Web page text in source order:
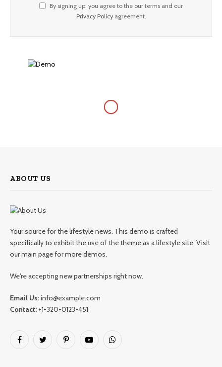
By signing up, you agree to the our terms and our
Privacy Policyagreement.
ABOUT US
Your source for the lifestyle news. This demo is crafted
specifically to exhibit the use of the theme as a lifestyle site. Visit
our main page for more demos.
We're accepting new partnerships right now.
Email Us:info@example.com
Contact: +1-320-0123-451
FacebookTwitter PinterestYouTubeWhatsApp